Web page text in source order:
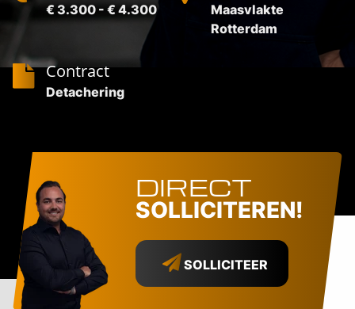
€ 3.300 - € 4.300
Maasvlakte
Rotterdam
Contract
Detachering
DIRECT
SOLLICITEREN!
SOLLICITEER